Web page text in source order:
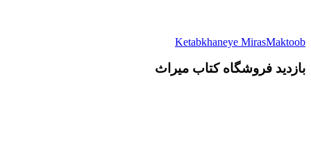
Ketabkhaneye MirasMaktoob
بازدید فروشگاه کتاب میراث